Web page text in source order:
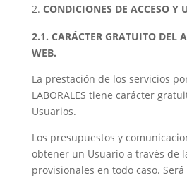
CONDICIONES DE ACCESO Y
2.1. CARÁCTER GRATUITO DEL
WEB.
La prestación de los servicios
LABORALES tiene carácter
Usuarios.
Los presupuestos y
obtener un Usuario a través de
provisionales en todo caso.